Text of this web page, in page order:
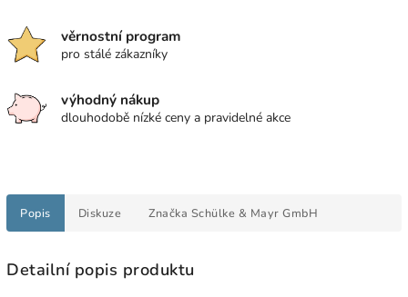
věrnostní program
pro stálé zákazníky
výhodný nákup
dlouhodobě nízké ceny a pravidelné akce
Popis Diskuze Značka Schülke & Mayr GmbH
Detailní popis produktu